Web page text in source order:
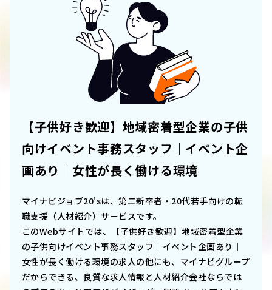
【子供好き歓迎】地域密着型企業の子供
向けイベント事務スタッフ｜イベント企
画あり｜女性が長く働ける環境
マイナビジョブ20'sは、第二新卒者・20代若手向けの転
職支援（人材紹介）サービスです。
このWebサイトでは、
【子供好き歓迎】地域密着型企業
の子供向けイベント事務スタッフ｜イベント企画あり｜
女性が長く働ける環境の求人の他にも、マイナビグループ
だからできる、良質な求人情報と人材紹介会社ならでは